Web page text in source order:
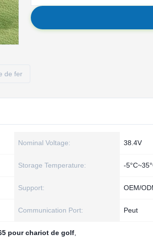
de fer
Nominal Voltage: 38.4V
Storage Temperature: -
Support: OEM/
Communication Port: Peut
pour chariot de golf